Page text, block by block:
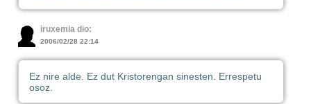
iruxemia dio:
2006/02/28 22:14
Ez nire alde. Ez dut Kristorengan sinesten. Errespetu
osoz.